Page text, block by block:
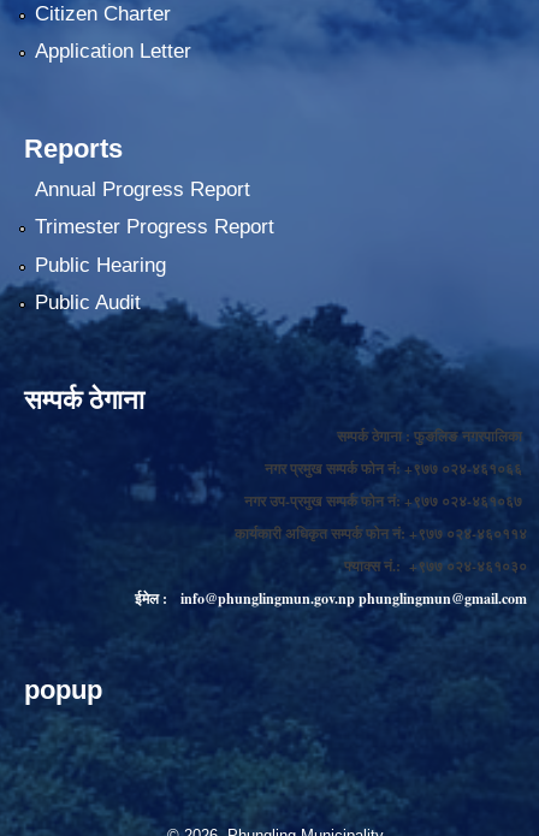
Citizen Charter
Application Letter
Reports
Annual Progress Report
Trimester Progress Report
Public Hearing
Public Audit
सम्पर्क ठेगाना
सम्पर्क ठेगाना : फुङलिङ नगरपालिका
नगर प्रमुख सम्पर्क फोन नं: +९७७ ०२४-४६१०६६
नगर उप-प्रमुख सम्पर्क फोन नं: +९७७ ०२४-४६१०६७
कार्यकारी अधिकृत सम्पर्क फोन नं: +९७७ ०२४-४६०११४
फ्याक्स नं.: +९७७ ०२४-४६१०३०
ईमेल :
info@phunglingmun.gov.npphunglingmun@gmail.com
popup